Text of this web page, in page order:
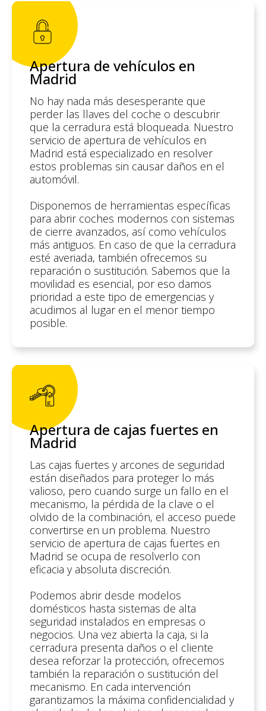
Apertura de vehículos en
Madrid
No hay nada más desesperante que
perder las llaves del coche o descubrir
que la cerradura está bloqueada. Nuestro
servicio de apertura de vehículos en
Madrid está especializado en resolver
estos problemas sin causar daños en el
automóvil.
Disponemos de herramientas específicas
para abrir coches modernos con sistemas
de cierre avanzados, así como vehículos
más antiguos. En caso de que la cerradura
esté averiada, también ofrecemos su
reparación o sustitución. Sabemos que la
movilidad es esencial, por eso damos
prioridad a este tipo de emergencias y
acudimos al lugar en el menor tiempo
posible.
Apertura de cajas fuertes en
Madrid
Las cajas fuertes y arcones de seguridad
están diseñados para proteger lo más
valioso, pero cuando surge un fallo en el
mecanismo, la pérdida de la clave o el
olvido de la combinación, el acceso puede
convertirse en un problema. Nuestro
servicio de apertura de cajas fuertes en
Madrid se ocupa de resolverlo con
eficacia y absoluta discreción.
Podemos abrir desde modelos
domésticos hasta sistemas de alta
seguridad instalados en empresas o
negocios. Una vez abierta la caja, si la
cerradura presenta daños o el cliente
desea reforzar la protección, ofrecemos
también la reparación o sustitución del
mecanismo. En cada intervención
garantizamos la máxima confidencialidad y